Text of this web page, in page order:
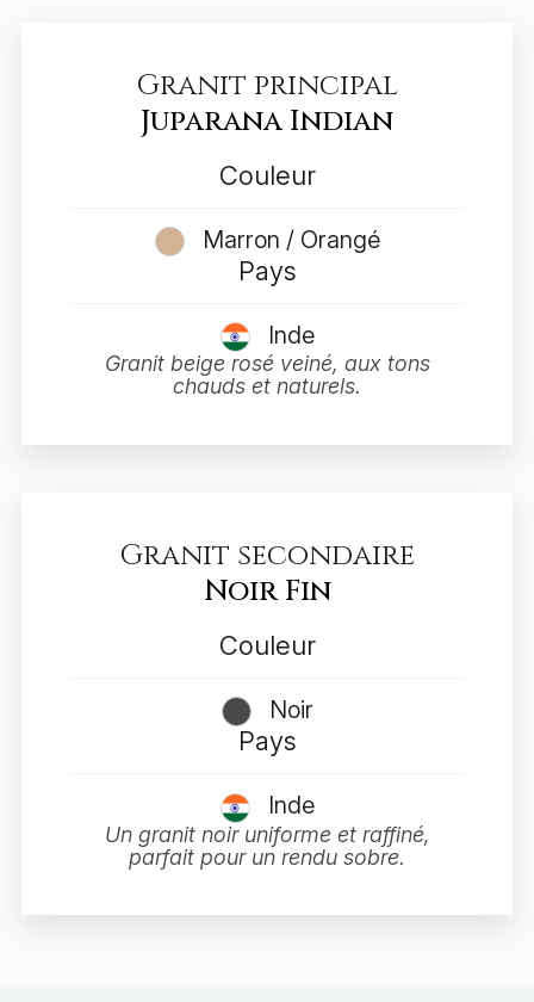
Granit principal
Juparana Indian
Couleur
Marron / Orangé
Pays
Inde
Granit beige rosé veiné, aux tons
chauds et naturels.
Granit secondaire
Noir Fin
Couleur
Noir
Pays
Inde
Un granit noir uniforme et raffiné,
parfait pour un rendu sobre.